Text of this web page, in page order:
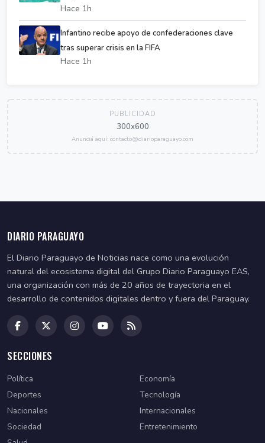
Hace 1h
Infantino recibe apoyo de confederaciones clave
tras superar crisis en la FIFA
Hace 1h
PUBLICIDAD
300x600
Anunciá aquí: contacto@diarioparaguayo.com
DIARIO PARAGUAYO
El Diario Paraguayo de Noticias nace como una evolución
natural del ecosistema digital del Grupo Diario Paraguayo EAS,
una organización con más de 20 años de trayectoria en el
desarrollo de contenidos digitales dentro y fuera del Paraguay.
SECCIONES
Política
Economía
Deportes
Tecnología
Nacionales
Internacionales
Sociedad
Entretenimiento